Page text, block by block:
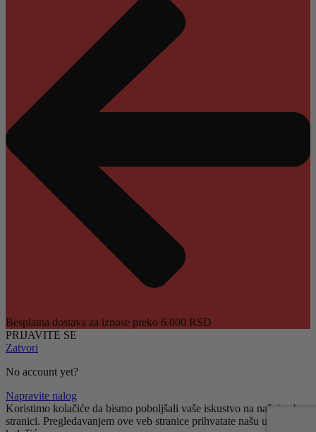
Besplatna dostava za iznose preko 6.000 RSD
PRIJAVITE SE
Zatvori
No account yet?
Napravite nalog
Koristimo kolačiće da bismo poboljšali vaše iskustvo na našoj veb
stranici. Pregledavanjem ove veb stranice prihvatate našu upotrebu